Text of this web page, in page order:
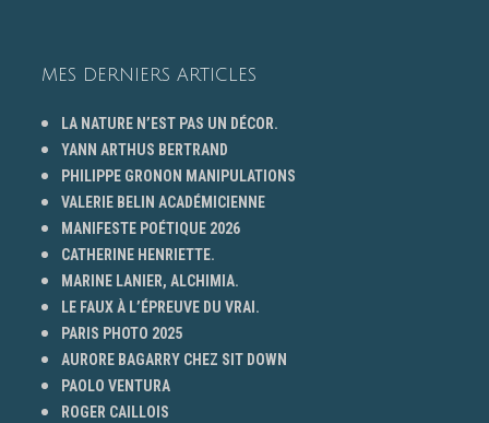
MES DERNIERS ARTICLES
LA NATURE N’EST PAS UN DÉCOR.
YANN ARTHUS BERTRAND
PHILIPPE GRONON MANIPULATIONS
VALERIE BELIN ACADÉMICIENNE
MANIFESTE POÉTIQUE 2026
CATHERINE HENRIETTE.
MARINE LANIER, ALCHIMIA.
LE FAUX À L’ÉPREUVE DU VRAI.
PARIS PHOTO 2025
AURORE BAGARRY CHEZ SIT DOWN
PAOLO VENTURA
ROGER CAILLOIS